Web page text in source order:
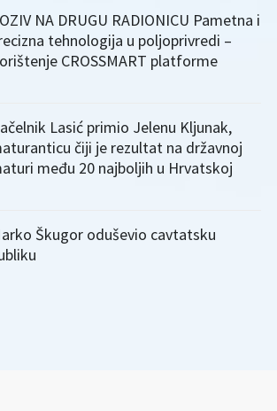
NA DRUGU RADIONICU Pametna i
tehnologija u poljoprivredi –
CROSSMART platforme
Lasić primio Jelenu Kljunak,
čiji je rezultat na državnoj
među 20 najboljih u Hrvatskoj
Škugor oduševio cavtatsku